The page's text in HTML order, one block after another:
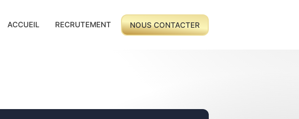
ACCUEIL RECRUTEMENT NOUS CONTACTER